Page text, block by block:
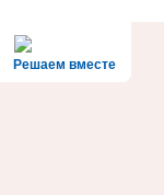
Решаем вместе